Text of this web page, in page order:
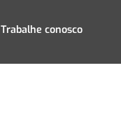
Trabalhe conosco